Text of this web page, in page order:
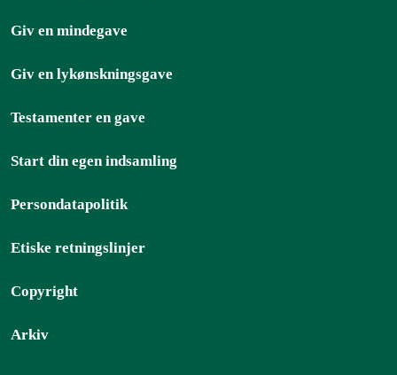
Giv en mindegave
Giv en lykønskningsgave
Testamenter en gave
Start din egen indsamling
Persondatapolitik
Etiske retningslinjer
Copyright
Arkiv